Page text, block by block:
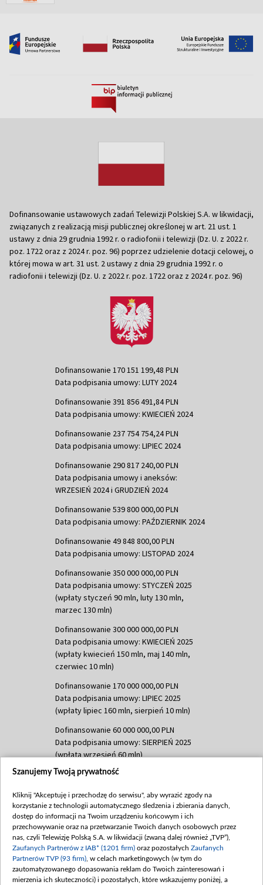
Dofinansowanie ustawowych zadań Telewizji Polskiej S.A. w likwidacji,
związanych z realizacją misji publicznej określonej w art. 21 ust. 1
ustawy z dnia 29 grudnia 1992 r. o radiofonii i telewizji (Dz. U. z 2022 r.
poz. 1722 oraz z 2024 r. poz. 96) poprzez udzielenie dotacji celowej, o
której mowa w art. 31 ust. 2 ustawy z dnia 29 grudnia 1992 r. o
radiofonii i telewizji (Dz. U. z 2022 r. poz. 1722 oraz z 2024 r. poz. 96)
Dofinansowanie 170 151 199,48 PLN
Data podpisania umowy: LUTY 2024
Dofinansowanie 391 856 491,84 PLN
Data podpisania umowy: KWIECIEŃ 2024
Dofinansowanie 237 754 754,24 PLN
Data podpisania umowy: LIPIEC 2024
Dofinansowanie 290 817 240,00 PLN
Data podpisania umowy i aneksów:
WRZESIEŃ 2024 i GRUDZIEŃ 2024
Dofinansowanie 539 800 000,00 PLN
Data podpisania umowy: PAŹDZIERNIK 2024
Dofinansowanie 49 848 800,00 PLN
Data podpisania umowy: LISTOPAD 2024
Dofinansowanie 350 000 000,00 PLN
Data podpisania umowy: STYCZEŃ 2025
(wpłaty styczeń 90 mln, luty 130 mln,
marzec 130 mln)
Dofinansowanie 300 000 000,00 PLN
Data podpisania umowy: KWIECIEŃ 2025
(wpłaty kwiecień 150 mln, maj 140 mln,
czerwiec 10 mln)
Dofinansowanie 170 000 000,00 PLN
Data podpisania umowy: LIPIEC 2025
(wpłaty lipiec 160 mln, sierpień 10 mln)
Dofinansowanie 60 000 000,00 PLN
Data podpisania umowy: SIERPIEŃ 2025
(wpłata wrzesień 60 mln)
Dofinansowanie 635 783 051,21 PLN
(wpłata wrzesień 100 mln, październik 350
mln, listopad 265 mln)
Dofinansowanie 48 862 000,00 PLN
Data podpisania umowy: GRUDZIEŃ 2025
(wpłata grudzień 60,548 mln)
Dofinansowanie 900 000 000,00 PLN
Szanujemy Twoją prywatność
Kliknij "Akceptuję i przechodzę do serwisu", aby wyrazić zgody na
korzystanie z technologii automatycznego śledzenia i zbierania danych,
dostęp do informacji na Twoim urządzeniu końcowym i ich
przechowywanie oraz na przetwarzanie Twoich danych osobowych przez
nas, czyli Telewizję Polską S.A. w likwidacji (zwaną dalej również „TVP”),
Zaufanych Partnerów z IAB* (1201 firm) oraz pozostałych Zaufanych
Partnerów TVP (93 firm) , w celach marketingowych (w tym do
zautomatyzowanego dopasowania reklam do Twoich zainteresowań i
mierzenia ich skuteczności) i pozostałych, które wskazujemy poniżej, a